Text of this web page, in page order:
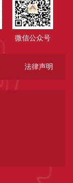
微信公众号
法律声明